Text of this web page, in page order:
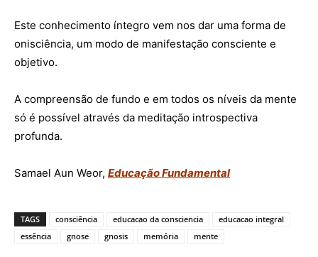
Este conhecimento íntegro vem nos dar uma forma de
onisciência, um modo de manifestação consciente e
objetivo.
A compreensão de fundo e em todos os níveis da mente
só é possível através da meditação introspectiva
profunda.
Samael Aun Weor, Educação Fundamental
TAGS consciência educacao da consciencia
educacao integral
essência
gnose gnosis memória mente